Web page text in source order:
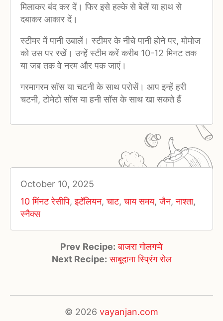
मिलाकर बंद कर दें। फिर इसे हल्के से बेलें या हाथ से
दबाकर आकार दें।
स्टीमर में पानी उबालें। स्टीमर के नीचे पानी होने पर, मोमोज
को उस पर रखें। उन्हें स्टीम करें करीब 10-12 मिनट तक
या जब तक वे नरम और पक जाएं।
गरमागरम सॉस या चटनी के साथ परोसें। आप इन्हें हरी
चटनी, टोमेटो सॉस या हनी सॉस के साथ खा सकते हैं
October 10, 2025
10 मिंनट रेसीपि,इटॅलियन,चाट,चाय समय,जैन,नाश्ता,
स्नैक्स
Prev Recipe: बाजरा गोलगप्पे
Next Recipe: साबूदाना स्प्रिंग रोल
© 2026 vayanjan.com